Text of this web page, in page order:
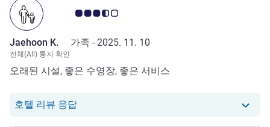
고객 평점 3.5/5
Jaehoon K. 가족 - 2025. 11. 10
전체(All) 통지 확인
오래된 시설, 좋은 수영장, 좋은 서비스
호텔 리뷰 응답당 호텔에서는 Jaehoon K.로부터의 리뷰에